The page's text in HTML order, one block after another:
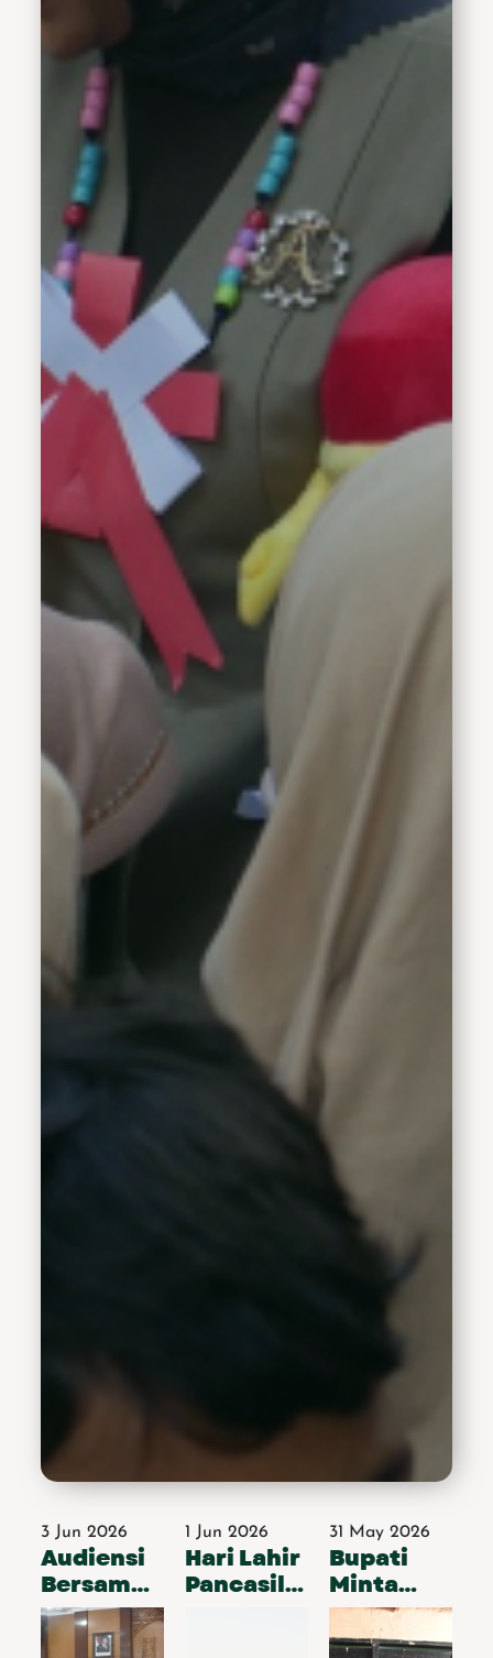
Wabup Hj. Mimik Idayana
dalam podcastnya, Rabu,
(3/6).&nbsp;Perbincangan
inspiratif yang dipandu
Hana Nusaibah Abdillah
itu berlangsung hangat di
ruang Perpustakaan SD
Muhammadiyah 3 Ikrom.
Berbagai pertanyaan
dikulik dari Wakil Bupati
Hj. Mimik Idayana oleh
siswi kelas 3 SD tersebut.
Seperti motivasi pertama
dari Wabup Hj. Mimik
Idayana dalam dunia
kepemimpinan dan
pelayan masyarakat.
Pertanyaan pembuka
tersebut langsung dijawab
dengan tegas Wabup Hj.
Mimik Idayana bahwa
seorang manusia harus
dapat bermanfaat bagi
sesamanya.&nbsp;“Kita
hidup didunia harus dapat
menjadi orang yang
bermanfaat bagi
masyarakat, inshaalloh
apa yang kita lakukan di
ridhai Allah SWT,”
ucapnya.Wabup Hj. Mimik
bagi generasi penerus
bangsa. Menurutnya
pendidikan merupakan
pondasi utama
membangun masa depan
yang cerah. Oleh
karenanya pendidikan
harus ditanamkan sejak
pendidikan karakter yang
akan membentuk pribadi
yang berakhlak
mulia.&nbsp;“Pendidikan
sangatlah penting untuk
mengangkat derajat kita,
namun untuk mencapai itu
Terus berjuang meraih
ku semua jangan lelah
belajar, mimpilah setinggi
tingginya sampai tercapai
apa yang dicita-
citakan,”pesannya.&nbsp;Wabup
Hj. Mimik Idayana
3 Jun 2026
Audiensi
Bersama
PT
Minarak
1 Jun 2026
Hari Lahir
Pancasila
31 May 2026
Bupati
Minta
Baznas
Sidoarjo